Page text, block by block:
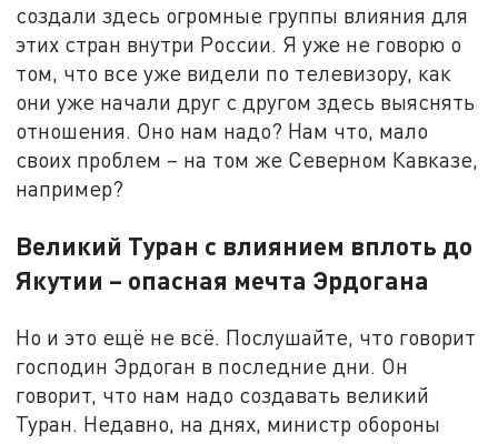
создали здесь огромные группы влияния для
этих стран внутри России. Я уже не говорю о
том, что все уже видели по телевизору, как
они уже начали друг с другом здесь выяснять
отношения. Оно нам надо? Нам что, мало
своих проблем – на том же Северном Кавказе,
например?
Великий Туран с влиянием вплоть до
Якутии – опасная мечта Эрдогана
Но и это ещё не всё. Послушайте, что говорит
господин Эрдоган в последние дни. Он
говорит, что нам надо создавать великий
Туран. Недавно, на днях, министр обороны